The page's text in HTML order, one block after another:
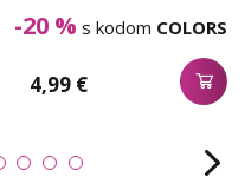
-20 % s kodom COLORS
4,99 €